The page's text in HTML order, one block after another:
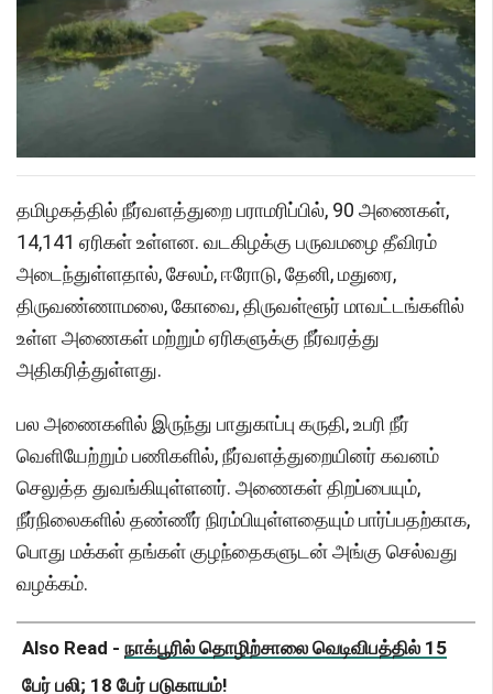
தமிழகத்தில் நீர்வளத்துறை பராமரிப்பில், 90 அணைகள்,
14,141 ஏரிகள் உள்ளன. வடகிழக்கு பருவமழை தீவிரம்
அடைந்துள்ளதால், சேலம், ஈரோடு, தேனி, மதுரை,
திருவண்ணாமலை, கோவை, திருவள்ளூர் மாவட்டங்களில்
உள்ள அணைகள் மற்றும் ஏரிகளுக்கு நீர்வரத்து
அதிகரித்துள்ளது.
பல அணைகளில் இருந்து பாதுகாப்பு கருதி, உபரி நீர்
வெளியேற்றும் பணிகளில், நீர்வளத்துறையினர் கவனம்
செலுத்த துவங்கியுள்ளனர். அணைகள் திறப்பையும்,
நீர்நிலைகளில் தண்ணீர் நிரம்பியுள்ளதையும் பார்ப்பதற்காக,
பொது மக்கள் தங்கள் குழந்தைகளுடன் அங்கு செல்வது
வழக்கம்.
Also Read - நாக்பூரில் தொழிற்சாலை வெடிவிபத்தில் 15
பேர் பலி; 18 பேர் படுகாயம்!